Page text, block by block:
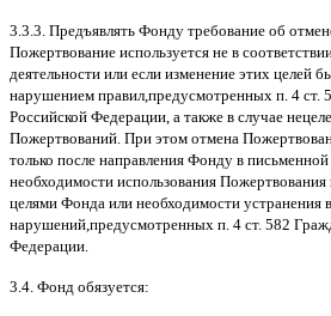
3.3.3. Предъявлять Фонду требование об
Пожертвование используется не в
деятельности или если изменение этих целей
нарушением правил предусмотренных п . 4 ст.
Российской Федерации а также в случае
Пожертвований При этом отмена
только после направления Фонду в
необходимости использования Пожертвования
целями Фонда или необходимости устранения
нарушений предусмотренных п . 4 ст. 582
Федерации
3.4. Фонд обязуется: